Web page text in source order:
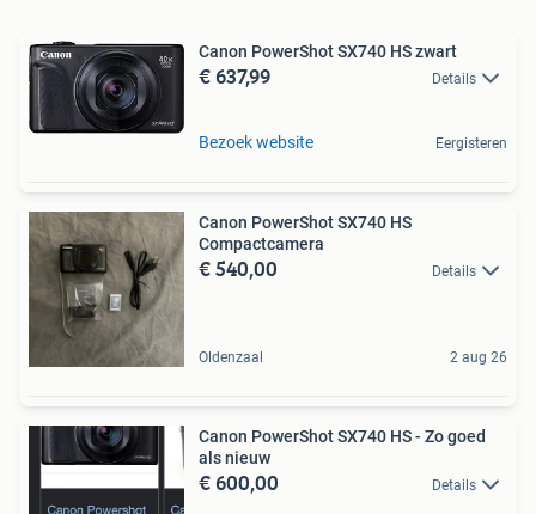
Canon PowerShot SX740 HS zwart
€ 637,99 Details
Bezoek website Eergisteren
Canon PowerShot SX740 HS
Compactcamera
€ 540,00 Details
Oldenzaal 2 aug 26
Canon PowerShot SX740 HS - Zo goed
als nieuw
€ 600,00 Details